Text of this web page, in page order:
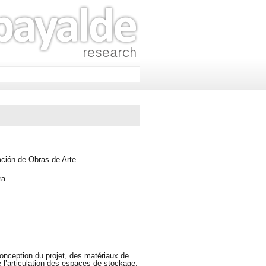
de Obras de Arte
du projet, des matériaux de
des espaces de stockage,